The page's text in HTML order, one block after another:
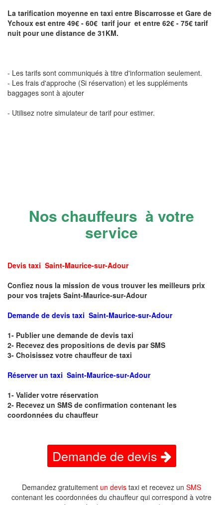
La tarification moyenne en taxi entre Biscarrosse et Gare de
Ychoux est entre 49€ - 60€ tarif jour et entre 62€ - 75€ tarif
nuit pour une distance de 31KM.
- Les tarifs sont communiqués à titre d'information seulement.
- Les frais d'approche (Si réservation) et les suppléments
baggages sont à ajouter
- Utilisez notre simulateur de tarif pour estimer.
Nos chauffeurs à votre
service
Devis taxi Saint-Maurice-sur-Adour
Confiez nous la mission de vous trouver les meilleurs prix
pour vos trajets Saint-Maurice-sur-Adour
Demande de devis taxi Saint-Maurice-sur-Adour
1- Publier une demande de devis taxi
2- Recevez des propositions de devis par SMS
3- Choisissez votre chauffeur de taxi
Réserver un taxi Saint-Maurice-sur-Adour
1- Valider votre réservation
2- Recevez un SMS de confirmation contenant les
coordonnées du chauffeur
Demande de devis
Demandez gratuitement un devis taxi et recevez un SMS
contenant les coordonnées du chauffeur qui correspond à votre